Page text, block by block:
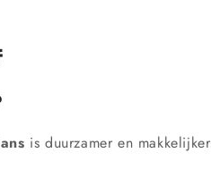
is duurzamer en makkelijker